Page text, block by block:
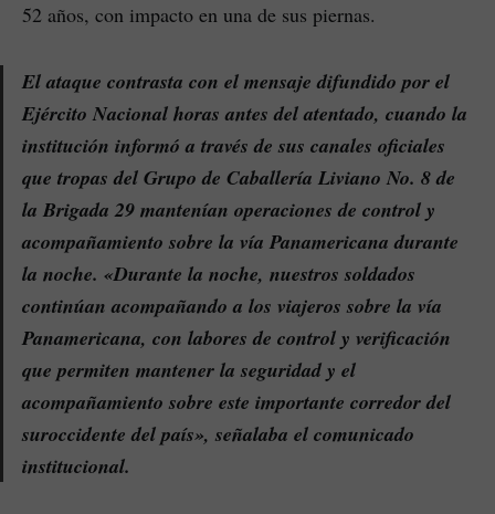
52 años, con impacto en una de sus piernas.
El ataque contrasta con el mensaje difundido por el
Ejército Nacional horas antes del atentado, cuando la
institución informó a través de sus canales oficiales
que tropas del Grupo de Caballería Liviano No. 8 de
la Brigada 29 mantenían operaciones de control y
acompañamiento sobre la vía Panamericana durante
la noche. «Durante la noche, nuestros soldados
continúan acompañando a los viajeros sobre la vía
Panamericana, con labores de control y verificación
que permiten mantener la seguridad y el
acompañamiento sobre este importante corredor del
suroccidente del país», señalaba el comunicado
institucional.